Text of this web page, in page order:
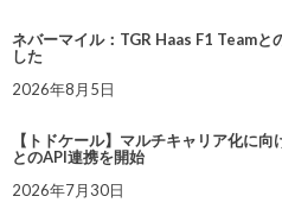
ネバーマイル：TGR Haas F1 Teamと
した
2026年8月5日
【トドケール】マルチキャリア化に
とのAPI連携を開始
2026年7月30日